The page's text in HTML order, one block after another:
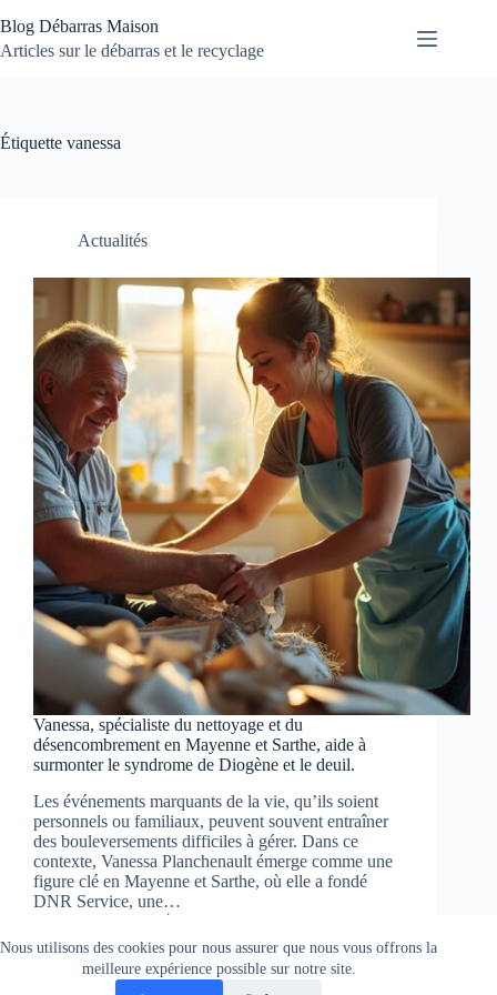
au
contenu
Nous utilisons des cookies pour nous assurer que nous vous offrons la
meilleure expérience possible sur notre site.
Blog Débarras Maison
Articles sur le débarras et le recyclage
Étiquette vanessa
Actualités
Vanessa, spécialiste du nettoyage et du
désencombrement en Mayenne et Sarthe, aide à
surmonter le syndrome de Diogène et le deuil.
Les événements marquants de la vie, qu’ils soient
personnels ou familiaux, peuvent souvent entraîner
des bouleversements difficiles à gérer. Dans ce
contexte, Vanessa Planchenault émerge comme une
figure clé en Mayenne et Sarthe, où elle a fondé
DNR Service, une…